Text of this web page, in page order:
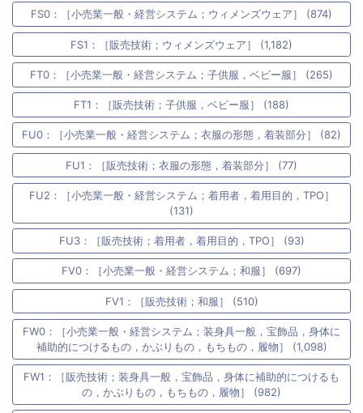
FS0：［小売業一般・経営システム；ウィメンズウェア］ (874)
FS1：［販売技術；ウィメンズウェア］ (1,182)
FT0：［小売業一般・経営システム；子供服，ベビー服］ (265)
FT1：［販売技術；子供服，ベビー服］ (188)
FU0：［小売業一般・経営システム；衣服の形態，着装部分］ (82)
FU1：［販売技術；衣服の形態，着装部分］ (77)
FU2：［小売業一般・経営システム；着用者，着用目的，TPO］
(131)
FU3：［販売技術；着用者，着用目的，TPO］ (93)
FV0：［小売業一般・経営システム；和服］ (697)
FV1：［販売技術；和服］ (510)
FW0：［小売業一般・経営システム；装身具一般，宝飾品，身体に
補助的につけるもの，かぶりもの，もちもの，履物］ (1,098)
FW1：［販売技術；装身具一般，宝飾品，身体に補助的につけるも
の，かぶりもの，もちもの，履物］ (982)